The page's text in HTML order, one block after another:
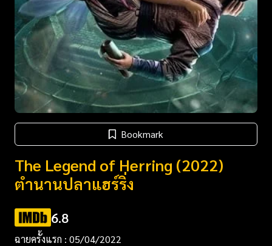
Bookmark
The Legend of Herring (2022)
ตำนานปลาแฮร์ริ่ง
6.8
ฉายครั้งแรก : 05/04/2022